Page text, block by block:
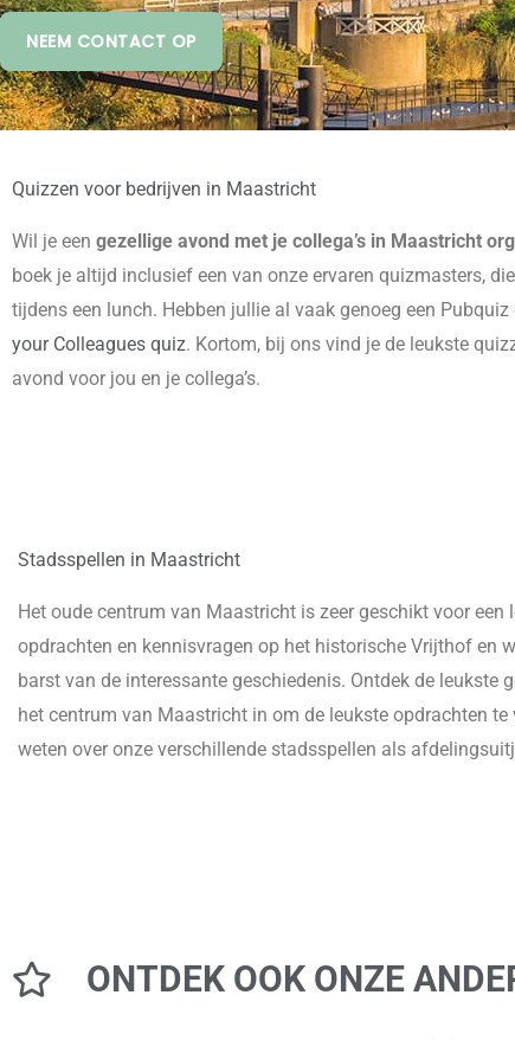
NEEM CONTACT OP
Quizzen voor bedrijven in Maastricht
Wil je een gezellige avond met je collega’s in Maastricht
boek je altijd inclusief een van onze ervaren quizmasters,
tijdens een lunch. Hebben jullie al vaak genoeg een
your Colleagues quiz. Kortom, bij ons vind je de leukste
avond voor jou en je collega’s.
Stadsspellen in Maastricht
Het oude centrum van Maastricht is zeer geschikt voor
opdrachten en kennisvragen op het historische Vrijthof en
barst van de interessante geschiedenis. Ontdek de leukste
het centrum van Maastricht in om de leukste opdrachten
weten over onze verschillende stadsspellen als
ONTDEK OOK ONZE